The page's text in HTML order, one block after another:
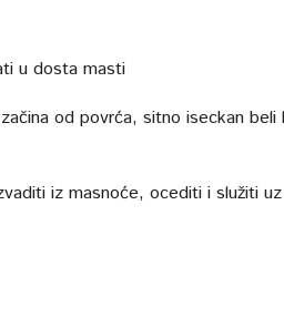
u dosta masti
od povrća, sitno iseckan beli
iz masnoće, ocediti i služiti uz